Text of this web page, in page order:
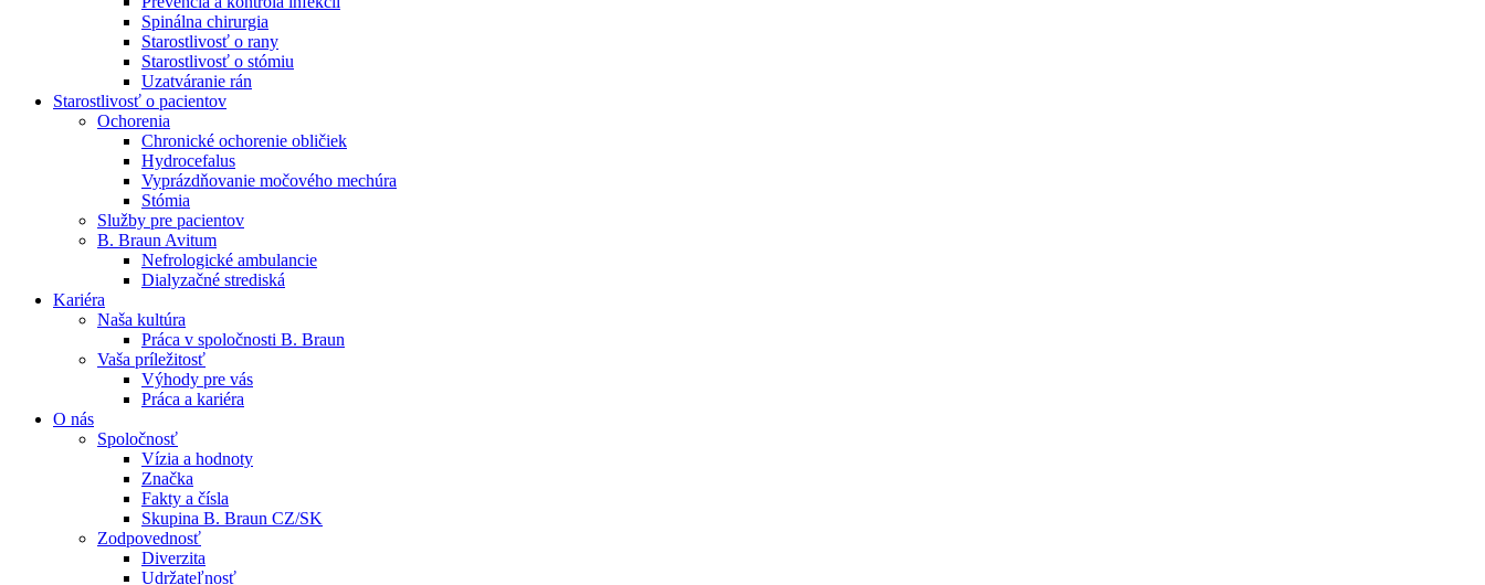
Produktový katalóg​
Objavte naše produkty. ​Navštívte produktový katalóg B. Braun​ s našim kompletným produktovým portfóliom.​
Dialyzačné strediská
B. Braun Avitum poskytuje kvalitnú dialyzačnú starostlivosť vo všetkých svojich strediskách na Slovensku. Viac informácií nájdete na stránke jednotlivých stredísk.
Nájdite si prácu u nás​
Objavte svoje kariérne príležitosti ​v B. Braun. Vyhľadajte náš trh práce​ pre zaujímavé pozície na Slovensku.​
Kontakt
Zostaňte v dialógu s B. Braun. Kontaktujte nás.
Spinálna chirurgia
Starostlivosť o rany
Starostlivosť o stómiu
Uzatváranie rán
Starostlivosť o pacientov
Ochorenia
Chronické ochorenie obličiek
Hydrocefalus
Vyprázdňovanie močového mechúra
Stómia
Služby pre pacientov
B. Braun Avitum
Nefrologické ambulancie
Dialyzačné strediská
Kariéra
Naša kultúra
Práca v spoločnosti B. Braun
Vaša príležitosť
Výhody pre vás
Práca a kariéra
O nás
Spoločnosť
Vízia a hodnoty
Značka
Fakty a čísla
Skupina B. Braun CZ/SK
Zodpovednosť
Diverzita
Udržateľnosť